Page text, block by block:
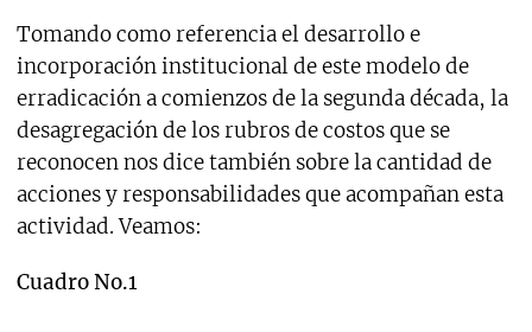
Tomando como referencia el desarrollo e
incorporación institucional de este modelo de
erradicación a comienzos de la segunda década, la
desagregación de los rubros de costos que se
reconocen nos dice también sobre la cantidad de
acciones y responsabilidades que acompañan esta
actividad. Veamos:
Cuadro No.1